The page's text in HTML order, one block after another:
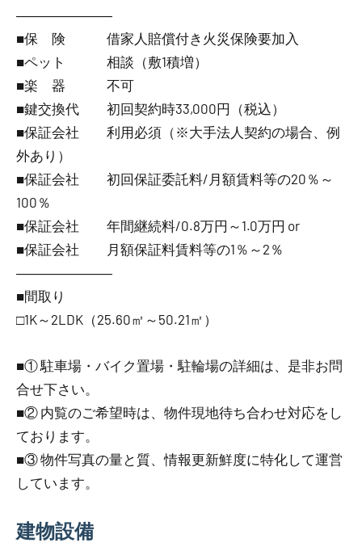
―――――――
■保 険 借家人賠償付き火災保険要加入
■ペット 相談（敷1積増）
■楽 器 不可
■鍵交換代 初回契約時33,000円（税込）
■保証会社 利用必須（※大手法人契約の場合、例
外あり）
■保証会社 初回保証委託料/月額賃料等の20％～
100％
■保証会社 年間継続料/0.8万円～1.0万円 or
■保証会社 月額保証料賃料等の1％～2％
―――――――
■間取り
□1K～2LDK（25.60㎡～50.21㎡）
■① 駐車場・バイク置場・駐輪場の詳細は、是非お問
合せ下さい。
■② 内覧のご希望時は、物件現地待ち合わせ対応をし
ております。
■③ 物件写真の量と質、情報更新鮮度に特化して運営
しています。
建物設備